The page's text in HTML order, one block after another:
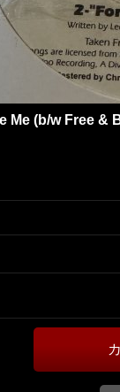
(b/w Free &